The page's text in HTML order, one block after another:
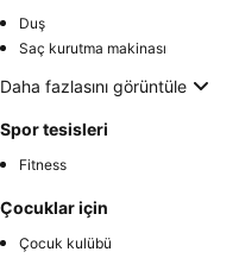
Duş
Saç kurutma makinası
Daha fazlasını görüntüle
Spor tesisleri
Fitness
Çocuklar için
Çocuk kulübü